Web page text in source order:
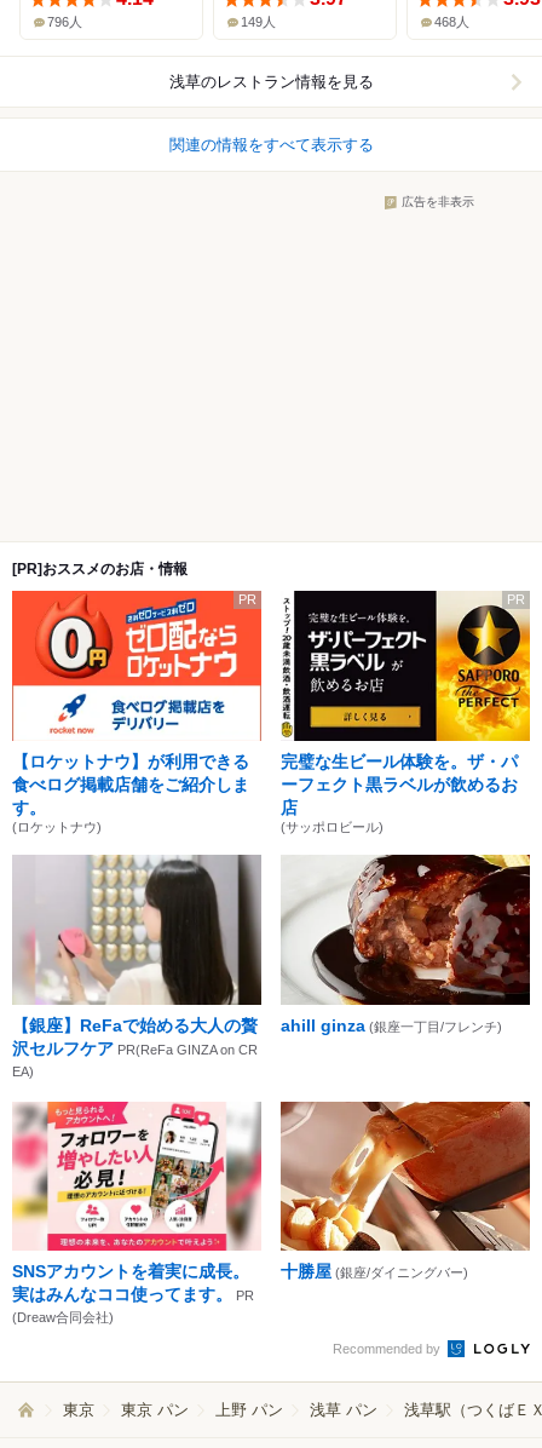
796人 149人 468人
浅草のレストラン情報を見る
関連の情報をすべて表示する
広告を非表示
[PR]おススメのお店・情報
PR
【ロケットナウ】が利用できる
食べログ掲載店舗をご紹介しま
す。
(ロケットナウ)
PR
完璧な生ビール体験を。ザ・パ
ーフェクト黒ラベルが飲めるお
店
(サッポロビール)
【銀座】ReFaで始める大人の贅
沢セルフケア PR(ReFa GINZA on CR
EA)
ahill ginza (銀座一丁目/フレンチ)
SNSアカウントを着実に成長。
実はみんなココ使ってます。
PR
(Dreaw合同会社)
十勝屋 (銀座/ダイニングバー)
Recommended by
東京 東京 パン 上野 パン 浅草 パン 浅草駅（つくばＥ